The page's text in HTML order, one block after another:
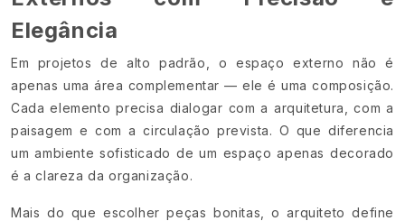
Elegância
Em projetos de alto padrão, o espaço externo não é
apenas uma área complementar — ele é uma composição.
Cada elemento precisa dialogar com a arquitetura, com a
paisagem e com a circulação prevista. O que diferencia
um ambiente sofisticado de um espaço apenas decorado
é a clareza da organização.
Mais do que escolher peças bonitas, o arquiteto define